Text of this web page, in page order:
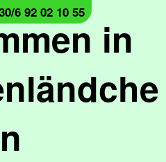
in
n
6 92 02 10 55